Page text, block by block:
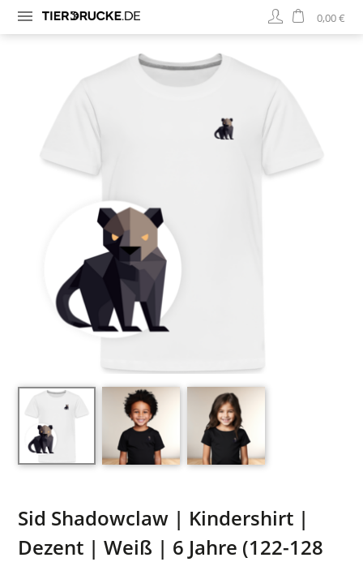
0,00 €
Sid Shadowclaw | Kindershirt |
Dezent | Weiß | 6 Jahre (122-128